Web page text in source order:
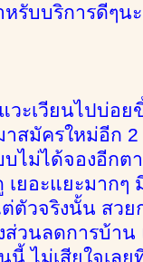
รับบริการดีๆ
แวะเวียนไปบ่
สมัครใหม่อีก 2
ไม่ได้จองอีกต
เยอะแยะมาก
ต่ตัวจริงนั้น ส
วนลดการบ้าน
นี้ ไม่เสียใจเล